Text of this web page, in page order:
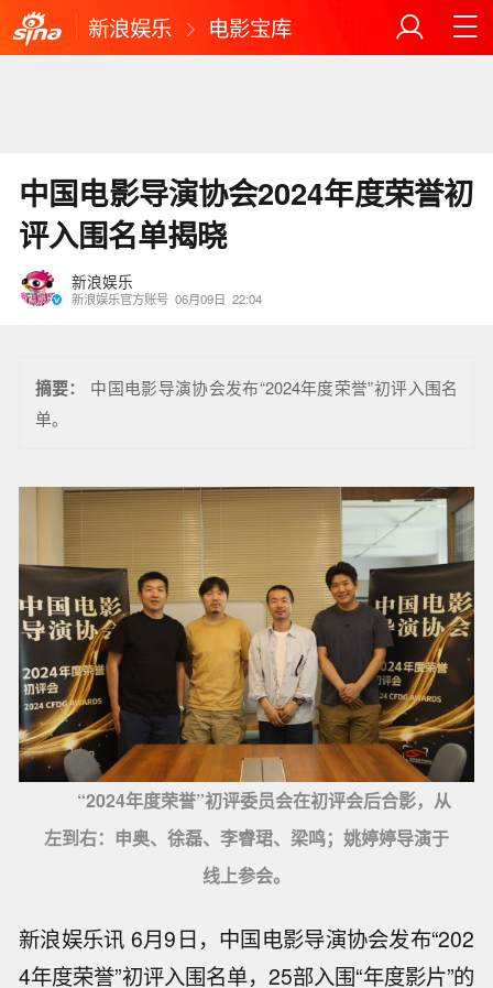
新浪娱乐 电影宝库
中国电影导演协会2024年度荣誉初
评入围名单揭晓
新浪娱乐
新浪娱乐官方账号 06月09日 22:04
摘要：
中国电影导演协会发布“2024年度荣誉”初评入围名
单。
“2024年度荣誉”初评委员会在初评会后合影，从
左到右：申奥、徐磊、李睿珺、梁鸣；姚婷婷导演于
线上参会。
新浪娱乐讯 6月9日，中国电影导演协会发布“202
4年度荣誉”初评入围名单，25部入围“年度影片”的